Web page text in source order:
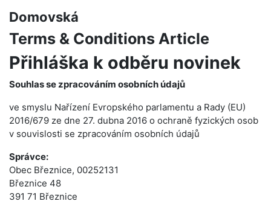
Domovská
Terms & Conditions Article
Přihláška k odběru novinek
Souhlas se zpracováním osobních údajů
ve smyslu Nařízení Evropského parlamentu a Rady (EU)
2016/679 ze dne 27. dubna 2016 o ochraně fyzických osob
v souvislosti se zpracováním osobních údajů
Správce:
Obec Březnice, 00252131
Březnice 48
391 71 Březnice